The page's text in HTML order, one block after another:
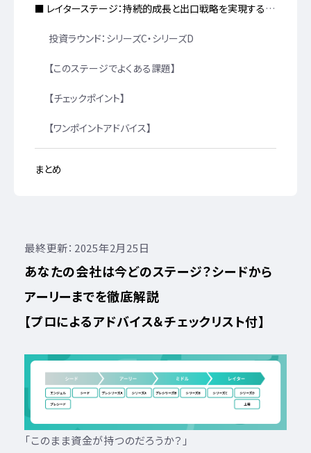
■ レイターステージ：持続的成長と出口戦略を実現する段階
投資ラウンド：シリーズC・シリーズD
【このステージでよくある課題】
【チェックポイント】
【ワンポイントアドバイス】
まとめ
最終更新：2025年2月25日
あなたの会社は今どのステージ？シードから
アーリーまでを徹底解説
【プロによるアドバイス＆チェックリスト付】
「このまま資金が持つのだろうか？」